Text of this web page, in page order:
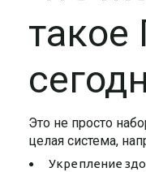
такое
Это не просто
целая система,
Укрепление